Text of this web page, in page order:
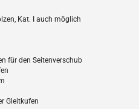
Kat. I auch möglich
für den Seitenverschub
Gleitkufen